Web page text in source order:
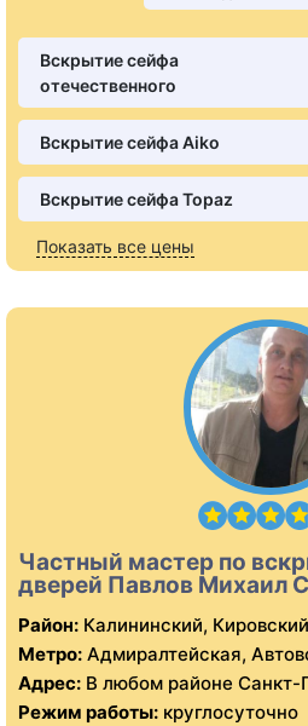
Вскрытие сейфа
отечественного
Вскрытие сейфа Aiko
Вскрытие сейфа Topaz
Показать все цены
Частный мастер по
дверей Павлов Михаил
Район: Калининский, Кировский
Метро: Адмиралтейская,
Адрес: В любом районе Санкт-
Режим работы: круглосуточно